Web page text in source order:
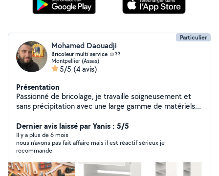
Particulier
Mohamed Daouadji
Bricoleur multi service ☺️??️
Montpellier (Assas)
5/5 (4 avis)
Présentation
Passionné de bricolage, je travaille soigneusement et
sans précipitation avec une large gamme de matériels
Compagnons du Devoir. je travail : Spécialisation
peinture complète d'appartement au pistolet airless -
Pose tringles à rideaux - Installation suspension et
lustres - Fixation de votre TV au mur - Changement
interrupteur et prises électriques - Montage de meubles
Dernier avis laissé par Yanis : 5/5
Il y a plus de 6 mois
nous n'avons pas fait affaire mais il est réactif sérieux je
recommande